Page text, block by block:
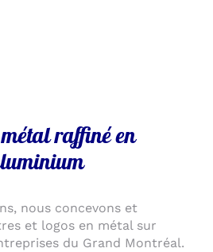
raffiné en
nous concevons et
et logos en métal sur
du Grand Montréal.